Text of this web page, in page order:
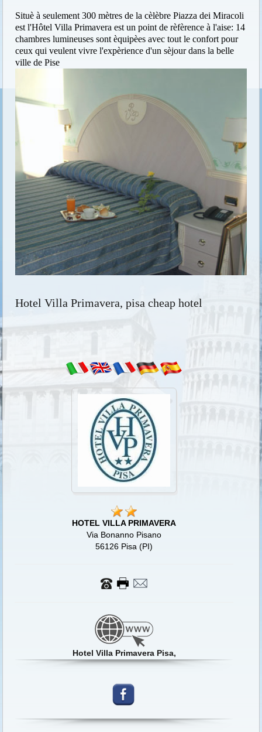
Situè à seulement 300 mètres de la cèlèbre Piazza dei Miracoli
est l'Hôtel Villa Primavera est un point de rèfèrence à l'aise: 14
chambres lumineuses sont èquipèes avec tout le confort pour
ceux qui veulent vivre l'expèrience d'un sèjour dans la belle
ville de Pise
Hotel Villa Primavera, pisa cheap hotel
HOTEL VILLA PRIMAVERA
Via Bonanno Pisano
56126 Pisa (PI)
Hotel Villa Primavera Pisa,